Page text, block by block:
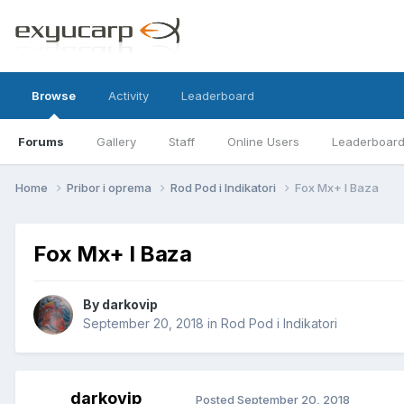
Browse
Forums Gallery Staff Online Users Leaderboard
Activity Leaderboard
Home Pribor i oprema Rod Pod i Indikatori Fox Mx+ I Baza
Fox Mx+ I Baza
By darkovip
September 20, 2018 in Rod Pod i Indikatori
darkovip Posted September 20, 2018